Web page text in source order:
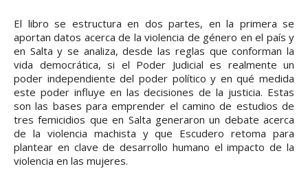
El libro se estructura en dos partes, en la primera se
aportan datos acerca de la violencia de género en el país y
en Salta y se analiza, desde las reglas que conforman la
vida democrática, si el Poder Judicial es realmente un
poder independiente del poder político y en qué medida
este poder influye en las decisiones de la justicia. Estas
son las bases para emprender el camino de estudios de
tres femicidios que en Salta generaron un debate acerca
de la violencia machista y que Escudero retoma para
plantear en clave de desarrollo humano el impacto de la
violencia en las mujeres.